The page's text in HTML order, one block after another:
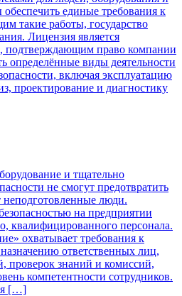
единые требования к
такие работы, государство
Лицензия является
подтверждающим право компании
определённые виды деятельности
включая эксплуатацию
проектирование и диагностику
и тщательно
не смогут предотвратить
неподготовленные люди.
на предприятии
квалифицированного персонала.
охватывает требования к
ответственных лиц,
проверок знаний и комиссий,
компетентности сотрудников.
[…]